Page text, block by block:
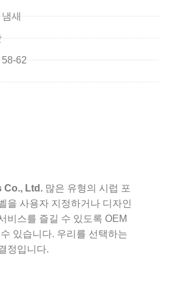
새
62
Co., Ltd. 많은 유형의 시럽 포
을 사용자 지정하거나 디자인
비스를 즐길 수 있도록 OEM
있습니다. 우리를 선택하는
정입니다.